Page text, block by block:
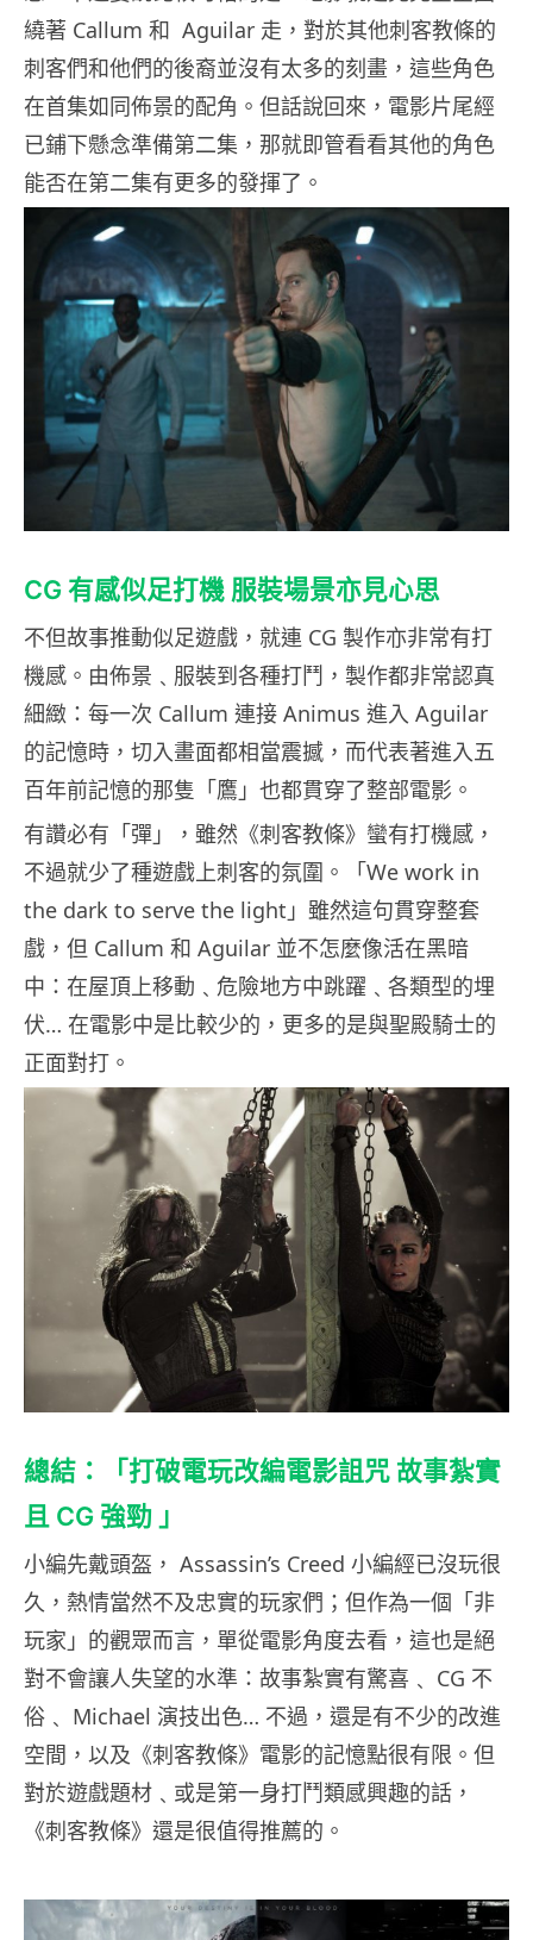
繞著 Callum 和 Aguilar 走，對於其他刺客教條的
刺客們和他們的後裔並沒有太多的刻畫，這些角色
在首集如同佈景的配角。但話說回來，電影片尾經
已鋪下懸念準備第二集，那就即管看看其他的角色
能否在第二集有更多的發揮了。
CG 有感似足打機 服裝場景亦見心思
不但故事推動似足遊戲，就連 CG 製作亦非常有打
機感。由佈景﹑服裝到各種打鬥，製作都非常認真
細緻：每一次 Callum 連接 Animus 進入 Aguilar
的記憶時，切入畫面都相當震撼，而代表著進入五
百年前記憶的那隻「鷹」也都貫穿了整部電影。
有讚必有「彈」，雖然《刺客教條》蠻有打機感，
不過就少了種遊戲上刺客的氛圍。「We work in
the dark to serve the light」雖然這句貫穿整套
戲，但 Callum 和 Aguilar 並不怎麼像活在黑暗
中：在屋頂上移動﹑危險地方中跳躍﹑各類型的埋
伏… 在電影中是比較少的，更多的是與聖殿騎士的
正面對打。
總結：「打破電玩改編電影詛咒 故事紮實
且 CG 強勁 」
小編先戴頭盔， Assassin’s Creed 小編經已沒玩很
久，熱情當然不及忠實的玩家們；但作為一個「非
玩家」的觀眾而言，單從電影角度去看，這也是絕
對不會讓人失望的水準：故事紮實有驚喜﹑ CG 不
俗﹑ Michael 演技出色… 不過，還是有不少的改進
空間，以及《刺客教條》電影的記憶點很有限。但
對於遊戲題材﹑或是第一身打鬥類感興趣的話，
《刺客教條》還是很值得推薦的。